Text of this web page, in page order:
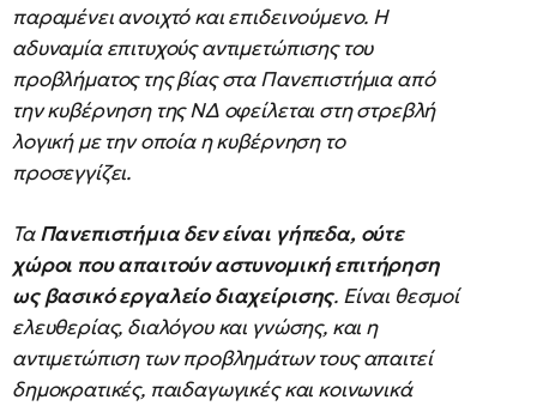
παραμένει ανοιχτό και επιδεινούμενο. Η
αδυναμία επιτυχούς αντιμετώπισης του
προβλήματος της βίας στα Πανεπιστήμια από
την κυβέρνηση της ΝΔ οφείλεται στη στρεβλή
λογική με την οποία η κυβέρνηση το
προσεγγίζει.
ΤαΠανεπιστήμια δεν είναι γήπεδα, ούτε
χώροι που απαιτούν αστυνομική επιτήρηση
ως βασικό εργαλείο διαχείρισης. Είναι θεσμοί
ελευθερίας, διαλόγου και γνώσης, και η
αντιμετώπιση των προβλημάτων τους απαιτεί
δημοκρατικές, παιδαγωγικές και κοινωνικά